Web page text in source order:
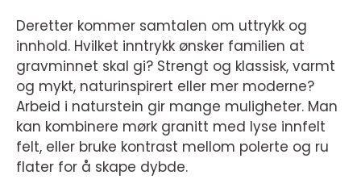
Deretter kommer samtalen om uttrykk og
innhold. Hvilket inntrykk ønsker familien at
gravminnet skal gi? Strengt og klassisk, varmt
og mykt, naturinspirert eller mer moderne?
Arbeid i naturstein gir mange muligheter. Man
kan kombinere mørk granitt med lyse innfelt
felt, eller bruke kontrast mellom polerte og ru
flater for å skape dybde.